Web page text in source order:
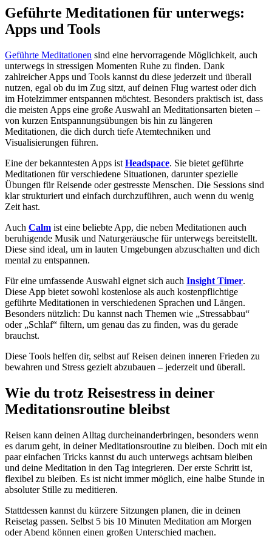
Geführte Meditationen für unterwegs:
Apps und Tools
Geführte Meditationen sind eine hervorragende Möglichkeit, auch
unterwegs in stressigen Momenten Ruhe zu finden. Dank
zahlreicher Apps und Tools kannst du diese jederzeit und überall
nutzen, egal ob du im Zug sitzt, auf deinen Flug wartest oder dich
im Hotelzimmer entspannen möchtest. Besonders praktisch ist, dass
die meisten Apps eine große Auswahl an Meditationsarten bieten –
von kurzen Entspannungsübungen bis hin zu längeren
Meditationen, die dich durch tiefe Atemtechniken und
Visualisierungen führen.
Eine der bekanntesten Apps ist Headspace. Sie bietet geführte
Meditationen für verschiedene Situationen, darunter spezielle
Übungen für Reisende oder gestresste Menschen. Die Sessions sind
klar strukturiert und einfach durchzuführen, auch wenn du wenig
Zeit hast.
Auch Calm ist eine beliebte App, die neben Meditationen auch
beruhigende Musik und Naturgeräusche für unterwegs bereitstellt.
Diese sind ideal, um in lauten Umgebungen abzuschalten und dich
mental zu entspannen.
Für eine umfassende Auswahl eignet sich auch Insight Timer.
Diese App bietet sowohl kostenlose als auch kostenpflichtige
geführte Meditationen in verschiedenen Sprachen und Längen.
Besonders nützlich: Du kannst nach Themen wie „Stressabbau“
oder „Schlaf“ filtern, um genau das zu finden, was du gerade
brauchst.
Diese Tools helfen dir, selbst auf Reisen deinen inneren Frieden zu
bewahren und Stress gezielt abzubauen – jederzeit und überall.
Wie du trotz Reisestress in deiner
Meditationsroutine bleibst
Reisen kann deinen Alltag durcheinanderbringen, besonders wenn
es darum geht, in deiner Meditationsroutine zu bleiben. Doch mit ein
paar einfachen Tricks kannst du auch unterwegs achtsam bleiben
und deine Meditation in den Tag integrieren. Der erste Schritt ist,
flexibel zu bleiben. Es ist nicht immer möglich, eine halbe Stunde in
absoluter Stille zu meditieren.
Stattdessen kannst du kürzere Sitzungen planen, die in deinen
Reisetag passen. Selbst 5 bis 10 Minuten Meditation am Morgen
oder Abend können einen großen Unterschied machen.